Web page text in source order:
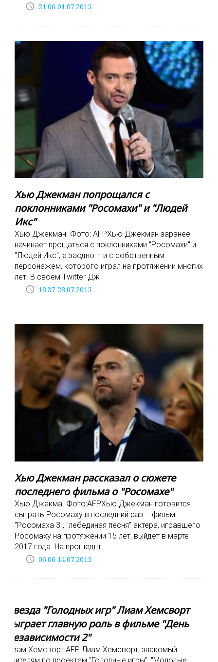
access_time 21:06 01.07.2015
Хью Джекман попрощался с
поклонниками "Росомахи" и "Людей
Икс"
Хью Джекман. Фото: AFPХью Джекман заранее
начинает прощаться с поклонниками "Росомахи" и
"Людей Икс", а заодно – и с собственным
персонажем, которого играл на протяжении многих
лет. В своем Twitter Дж
access_time 18:37 28.07.2015
Хью Джекман рассказал о сюжете
последнего фильма о "Росомахе"
Хью Джекма. Фото:AFPХью Джекман готовится
сыграть Росомаху в последний раз – фильм
"Росомаха 3", "лебединая песня" актера, игравшего
Росомаху на протяжении 15 лет, выйдет в марте
2017 года. На прошедш
access_time 06:06 14.07.2015
Звезда "Голодных игр" Лиам Хемсворт
сыграет главную роль в фильме "День
независимости 2"
Лиам Хемсворт AFP Лиам Хемсворт, знакомый